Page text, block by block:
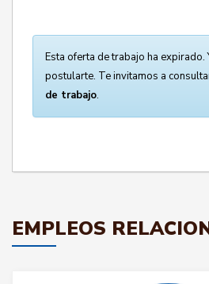
Esta oferta de trabajo ha expirado.
postularte. Te invitamos a
de trabajo.
EMPLEOS